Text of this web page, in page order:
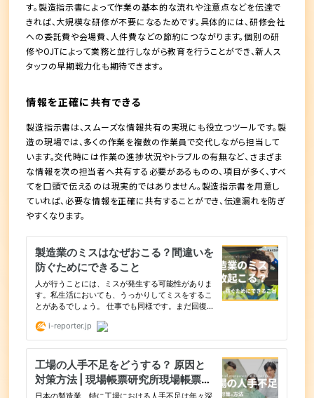
す。製造指示書によって作業の基本的な流れや注意点などを伝達で
きれば、大規模な研修が不要になるためです。具体的には、研修会社
への委託費や会場費、人件費などの節約につながります。個別の研
修やOJTによって業務と並行しながら教育を行うことができ、新人ス
タッフの早期戦力化も期待できます。
情報を正確に共有できる
製造指示書は、スムーズな情報共有の実現にも役立つツールです。製
造の現場では、多くの作業を複数の作業員で交代しながら担当して
います。交代時には作業の進捗状況やトラブルの有無など、さまざま
な情報を次の担当者へ共有する必要があるものの、項目が多く、すべ
てを口頭で伝えるのは現実的ではありません。製造指示書を用意し
ていれば、必要な情報を正確に共有することができ、伝達漏れを防ぎ
やすくなります。